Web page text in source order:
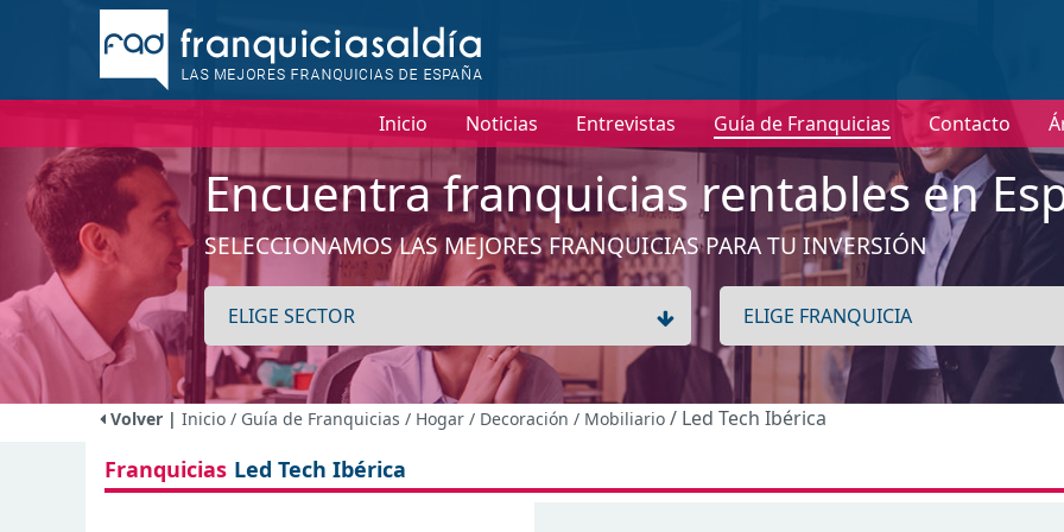
Inicio Noticias Entrevistas Guía de Franquicias Contacto
Encuentra franquicias rentables en
SELECCIONAMOS LAS MEJORES FRANQUICIAS PARA TU INVERSIÓN
Volver | Inicio / Guía de Franquicias / Hogar / Decoración / Mobiliario / Led Tech Ibérica
Franquicias Led Tech Ibérica
No tenemos información de la expansión de esta franquicia
Ver franquicias de Hogar / Decoración / Mobiliario